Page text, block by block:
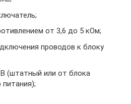
от 3,6 до 5 кОм;
проводов к блоку
(штатный или от блока
питания);